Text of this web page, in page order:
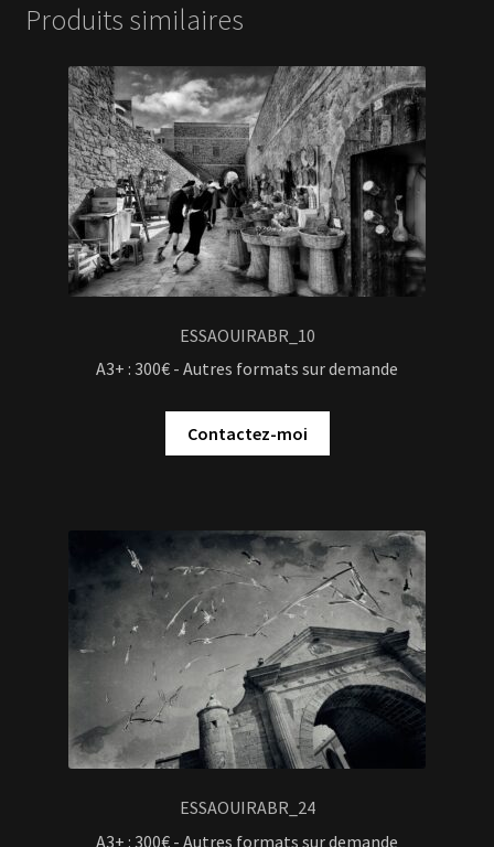
Produits similaires
ESSAOUIRABR_10
A3+ : 300€ - Autres formats sur demande
Contactez-moi
ESSAOUIRABR_24
A3+ : 300€ - Autres formats sur demande